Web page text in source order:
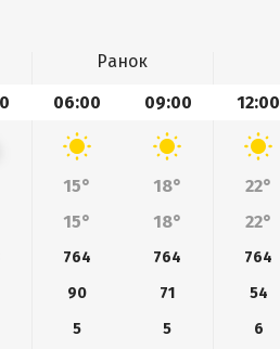
Ранок
06:00 09:00 12:00
15° 18° 22°
15° 18° 22°
764 764 764
90 71 54
5 5 6